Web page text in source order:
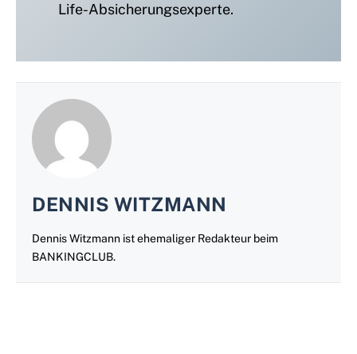
Life-Absicherungsexperte.
DENNIS WITZMANN
Dennis Witzmann ist ehemaliger Redakteur beim
BANKINGCLUB.